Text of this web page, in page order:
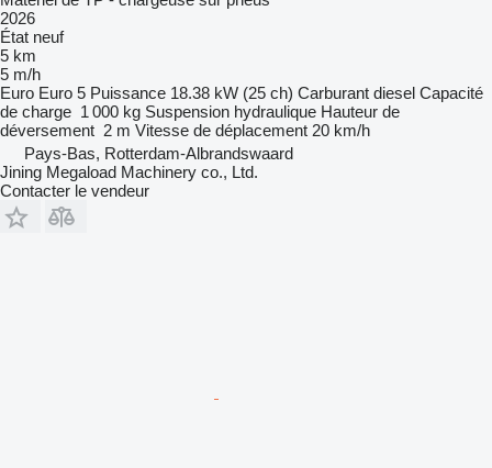
2026
État neuf
5 km
5 m/h
Euro Euro 5 Puissance 18.38 kW (25 ch) Carburant diesel Capacité
de charge 1 000 kg Suspension hydraulique Hauteur de
déversement 2 m Vitesse de déplacement 20 km/h
Pays-Bas, Rotterdam-Albrandswaard
Jining Megaload Machinery co., Ltd.
Contacter le vendeur